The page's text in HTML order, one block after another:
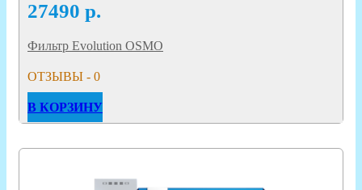
27490 р.
Фильтр Evolution OSMO
ОТЗЫВЫ - 0
В КОРЗИНУ